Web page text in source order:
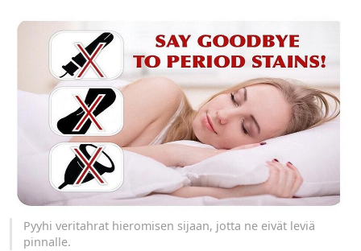
Pyyhi veritahrat hieromisen sijaan, jotta ne eivät leviä
pinnalle.